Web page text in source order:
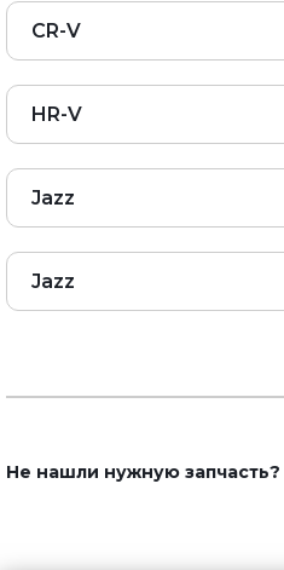
CR-V
HR-V
Jazz
Jazz
Не нашли нужную запчасть?